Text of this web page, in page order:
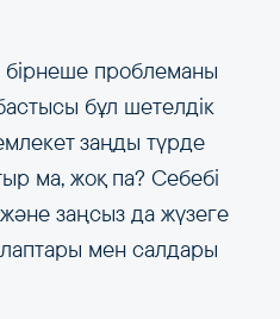
проблеманы
бұл шетелдік
заңды түрде
ма, жоқ па? Себебі
заңсыз да жүзеге
мен салдары